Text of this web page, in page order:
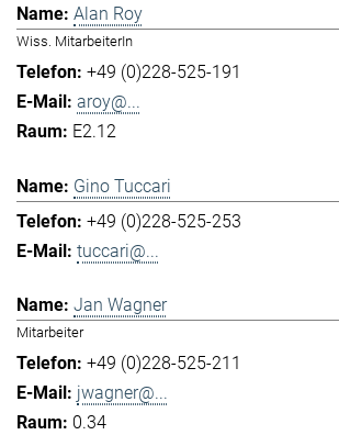
Alan Roy
Wiss. MitarbeiterIn
+49 (0)228-525-191
aroy@...
E2.12
Gino Tuccari
+49 (0)228-525-253
tuccari@...
Jan Wagner
Mitarbeiter
+49 (0)228-525-211
jwagner@...
0.34